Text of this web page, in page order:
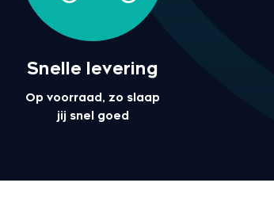
Snelle levering
Op voorraad, zo slaap
jij snel goed